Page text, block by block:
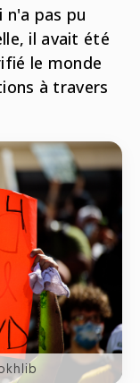
n'a pas pu
il avait été
le monde
à travers